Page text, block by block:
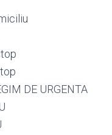
DE URGENTA